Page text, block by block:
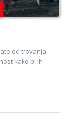
od trovanja
kako bi ih